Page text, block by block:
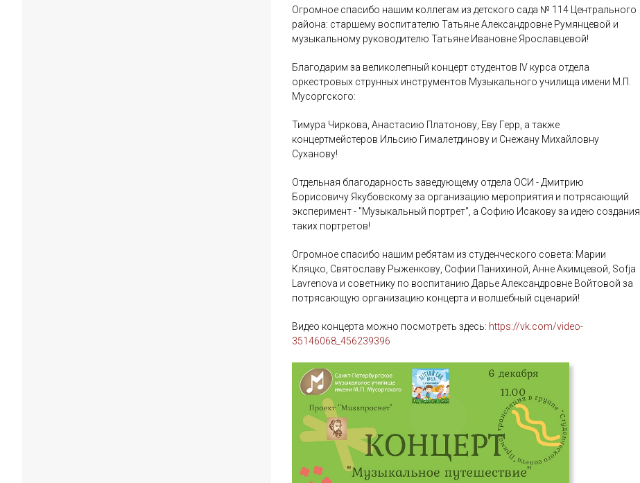
Огромное спасибо нашим коллегам из детского сада № 114 Центрального
района: старшему воспитателю Татьяне Александровне Румянцевой и
музыкальному руководителю Татьяне Ивановне Ярославцевой!
Благодарим за великолепный концерт студентов IV курса отдела
оркестровых струнных инструментов Музыкального училища имени М.П.
Мусоргского:
Тимура Чиркова, Анастасию Платонову, Еву Герр, а также
концертмейстеров Ильсию Гималетдинову и Снежану Михайловну
Суханову!
Отдельная благодарность заведующему отдела ОСИ - Дмитрию
Борисовичу Якубовскому за организацию мероприятия и потрясающий
эксперимент - "Музыкальный портрет", а Софию Исакову за идею создания
таких портретов!
Огромное спасибо нашим ребятам из студенческого совета: Марии
Кляцко, Святославу Рыженкову, Софии Панихиной, Анне Акимцевой, Sofja
Lavrenova и советнику по воспитанию Дарье Александровне Войтовой за
потрясающую организацию концерта и волшебный сценарий!
Видео концерта можно посмотреть здесь: https://vk.com/video-
35146068_456239396